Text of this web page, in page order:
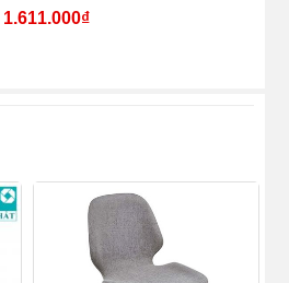
1.611.000₫